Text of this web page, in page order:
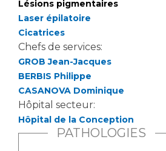
Lésions pigmentaires
Laser épilatoire
Cicatrices
Chefs de services:
GROB Jean-Jacques
BERBIS Philippe
CASANOVA Dominique
Hôpital secteur:
Hôpital de la Conception
PATHOLOGIES